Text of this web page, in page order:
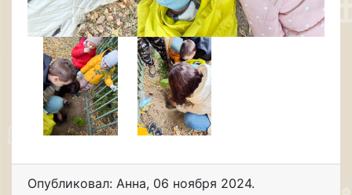
Опубликовал: Анна, 06 ноября 2024.